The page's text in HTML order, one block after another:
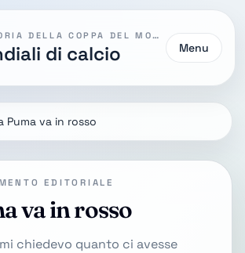
LA STORIA DELLA COPPA DEL MONDO
di calcio Menu
Puma va in rosso
EDITORIALE
va in rosso
chiedevo quanto ci avesse